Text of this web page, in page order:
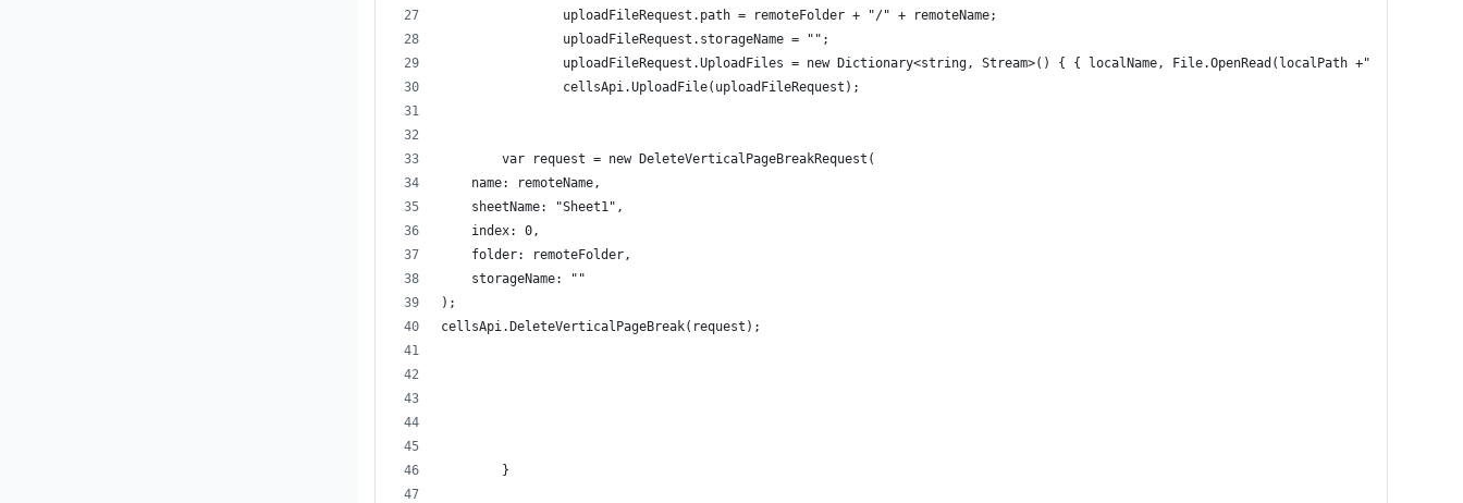
                uploadFileRequest.path = remoteFolder + "/" + remoteName;
                uploadFileRequest.storageName = "";
uploadFileRequest.UploadFiles = new Dictionary<string, Stream>() { { localName, File.OpenRead(localPath +"/"+
                cellsApi.UploadFile(uploadFileRequest);
        var request = new DeleteVerticalPageBreakRequest(
    name: remoteName,
    sheetName: "Sheet1",
    index: 0,
    folder: remoteFolder,
    storageName: ""
);
cellsApi.DeleteVerticalPageBreak(request);
        }